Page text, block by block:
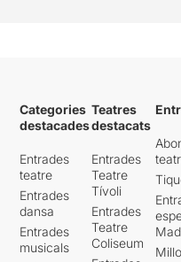
Categories
destacades
Entrades
teatre
Entrades
dansa
Entrades
musicals
Teatres
destacats
Entrades
Teatre
Tívoli
Entrades
Teatre
Coliseum